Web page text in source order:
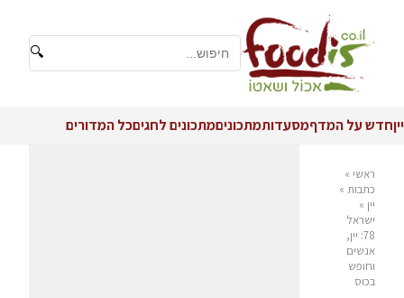
🔍
ייןחדש על המדףמסעדותמתכוניםמתכונים לחגיםכל המדורים
ראשי »
כתבות »
יין »
ישראל
78: יין,
אנשים
וחופש
בכוס